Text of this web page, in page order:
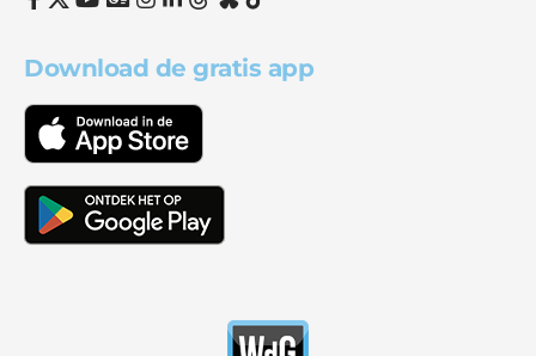
Download de gratis app